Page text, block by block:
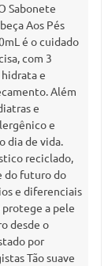
Sabonete
Aos Pés
é o cuidado
com 3
e
Além
e
e
dia de vida.
reciclado,
do futuro do
e diferenciais
protege a pele
desde o
por
Tão suave